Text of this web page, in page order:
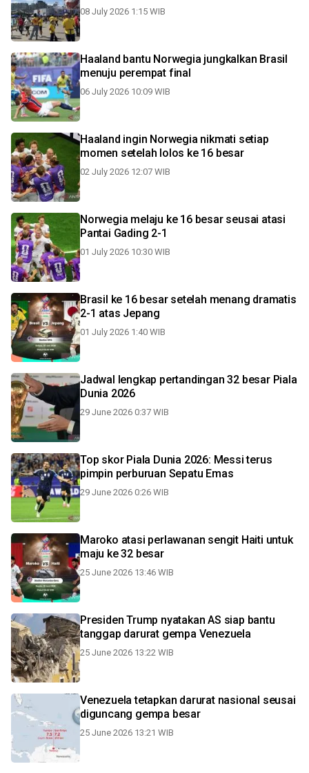
08 July 2026 1:15 WIB
Haaland bantu Norwegia jungkalkan Brasil
menuju perempat final
06 July 2026 10:09 WIB
Haaland ingin Norwegia nikmati setiap
momen setelah lolos ke 16 besar
02 July 2026 12:07 WIB
Norwegia melaju ke 16 besar seusai atasi
Pantai Gading 2-1
01 July 2026 10:30 WIB
Brasil ke 16 besar setelah menang dramatis
2-1 atas Jepang
01 July 2026 1:40 WIB
Jadwal lengkap pertandingan 32 besar Piala
Dunia 2026
29 June 2026 0:37 WIB
Top skor Piala Dunia 2026: Messi terus
pimpin perburuan Sepatu Emas
29 June 2026 0:26 WIB
Maroko atasi perlawanan sengit Haiti untuk
maju ke 32 besar
25 June 2026 13:46 WIB
Presiden Trump nyatakan AS siap bantu
tanggap darurat gempa Venezuela
25 June 2026 13:22 WIB
Venezuela tetapkan darurat nasional seusai
diguncang gempa besar
25 June 2026 13:21 WIB